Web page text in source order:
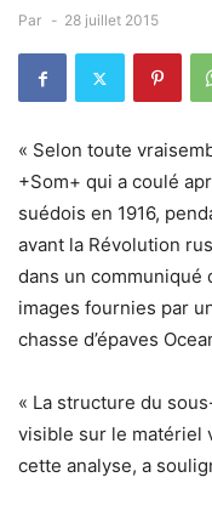
Par - 28 juillet 2015
« Selon toute
+Som+ qui a coulé
suédois en 1916,
avant la Révolution
dans un communiqué
images fournies par
chasse d’épaves
« La structure du
visible sur le matériel
cette analyse, a